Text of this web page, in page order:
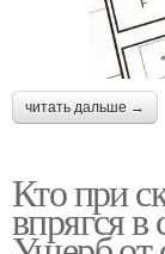
читать дальше →
Кто при
впрягся в